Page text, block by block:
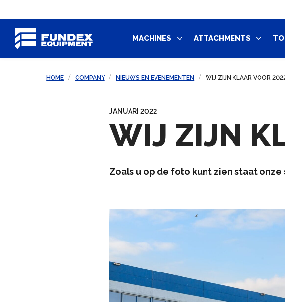
MACHINES ATTACHMENTS
HOME COMPANY NIEUWS EN EVENEMENTEN WIJ ZIJN KLAAR VOOR
JANUARI 2022
WIJ ZIJN
Zoals u op de foto kunt zien staat